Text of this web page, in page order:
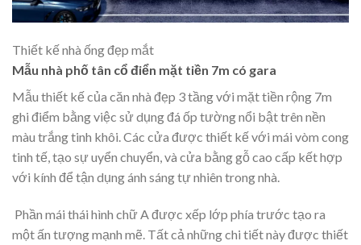
Thiết kế nhà ống đẹp mắt
Mẫu nhà phố tân cổ điển mặt tiền 7m có gara
Mẫu thiết kế của căn nhà đẹp 3 tầng với mặt tiền rộng 7m
ghi điểm bằng việc sử dụng đá ốp tường nổi bật trên nền
màu trắng tinh khôi. Các cửa được thiết kế với mái vòm cong
tinh tế, tạo sự uyển chuyển, và cửa bằng gỗ cao cấp kết hợp
với kính để tận dụng ánh sáng tự nhiên trong nhà.
Phần mái thái hình chữ A được xếp lớp phía trước tạo ra
một ấn tượng mạnh mẽ. Tất cả những chi tiết này được thiết